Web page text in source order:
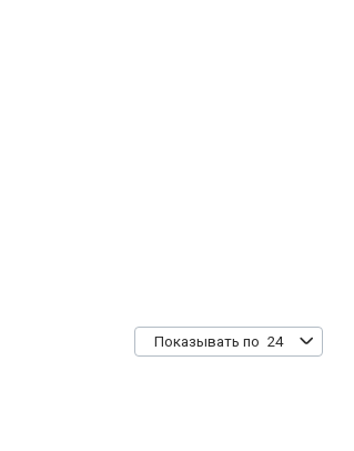
Показывать по 24